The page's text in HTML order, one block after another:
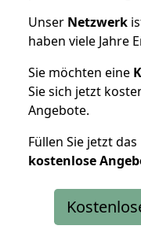
Unser Netzwerk
haben viele Jahre
Sie möchten eine
Sie sich jetzt
Angebote.
Füllen Sie jetzt
kostenlose